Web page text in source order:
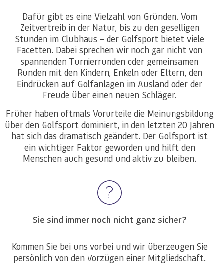
Dafür gibt es eine Vielzahl von Gründen. Vom
Zeitvertreib in der Natur, bis zu den geselligen
Stunden im Clubhaus – der Golfsport bietet viele
Facetten. Dabei sprechen wir noch gar nicht von
spannenden Turnierrunden oder gemeinsamen
Runden mit den Kindern, Enkeln oder Eltern, den
Eindrücken auf Golfanlagen im Ausland oder der
Freude über einen neuen Schläger.
Früher haben oftmals Vorurteile die Meinungsbildung
über den Golfsport dominiert, in den letzten 20 Jahren
hat sich das dramatisch geändert. Der Golfsport ist
ein wichtiger Faktor geworden und hilft den
Menschen auch gesund und aktiv zu bleiben.
Sie sind immer noch nicht ganz sicher?
Kommen Sie bei uns vorbei und wir überzeugen Sie
persönlich von den Vorzügen einer Mitgliedschaft.